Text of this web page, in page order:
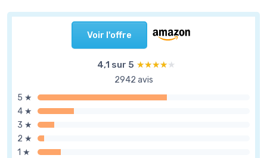
Voir l'offre
4,1 sur 5 ★★★★★
★★★★★
2942 avis
5 ★
4 ★
3 ★
2 ★
1 ★